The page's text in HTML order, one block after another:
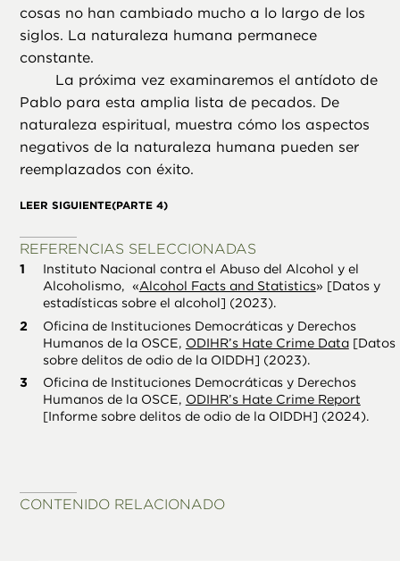
cosas no han cambiado mucho a lo largo de los
siglos. La naturaleza humana permanece
constante.
La próxima vez examinaremos el antídoto de
Pablo para esta amplia lista de pecados. De
naturaleza espiritual, muestra cómo los aspectos
negativos de la naturaleza humana pueden ser
reemplazados con éxito.
LEER SIGUIENTE(PARTE 4)
REFERENCIAS SELECCIONADAS
Instituto Nacional contra el Abuso del Alcohol y el
Alcoholismo, «Alcohol Facts and Statistics» [Datos y
estadísticas sobre el alcohol] (2023).
Oficina de Instituciones Democráticas y Derechos
Humanos de la OSCE, ODIHR’s Hate Crime Data[Datos
sobre delitos de odio de la OIDDH] (2023).
Oficina de Instituciones Democráticas y Derechos
Humanos de la OSCE, ODIHR’s Hate Crime Report
[Informe sobre delitos de odio de la OIDDH] (2024).
CONTENIDO RELACIONADO